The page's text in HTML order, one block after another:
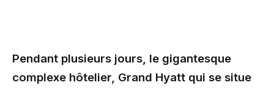
Pendant plusieurs jours, le gigantesque
complexe hôtelier, Grand Hyatt qui se situe